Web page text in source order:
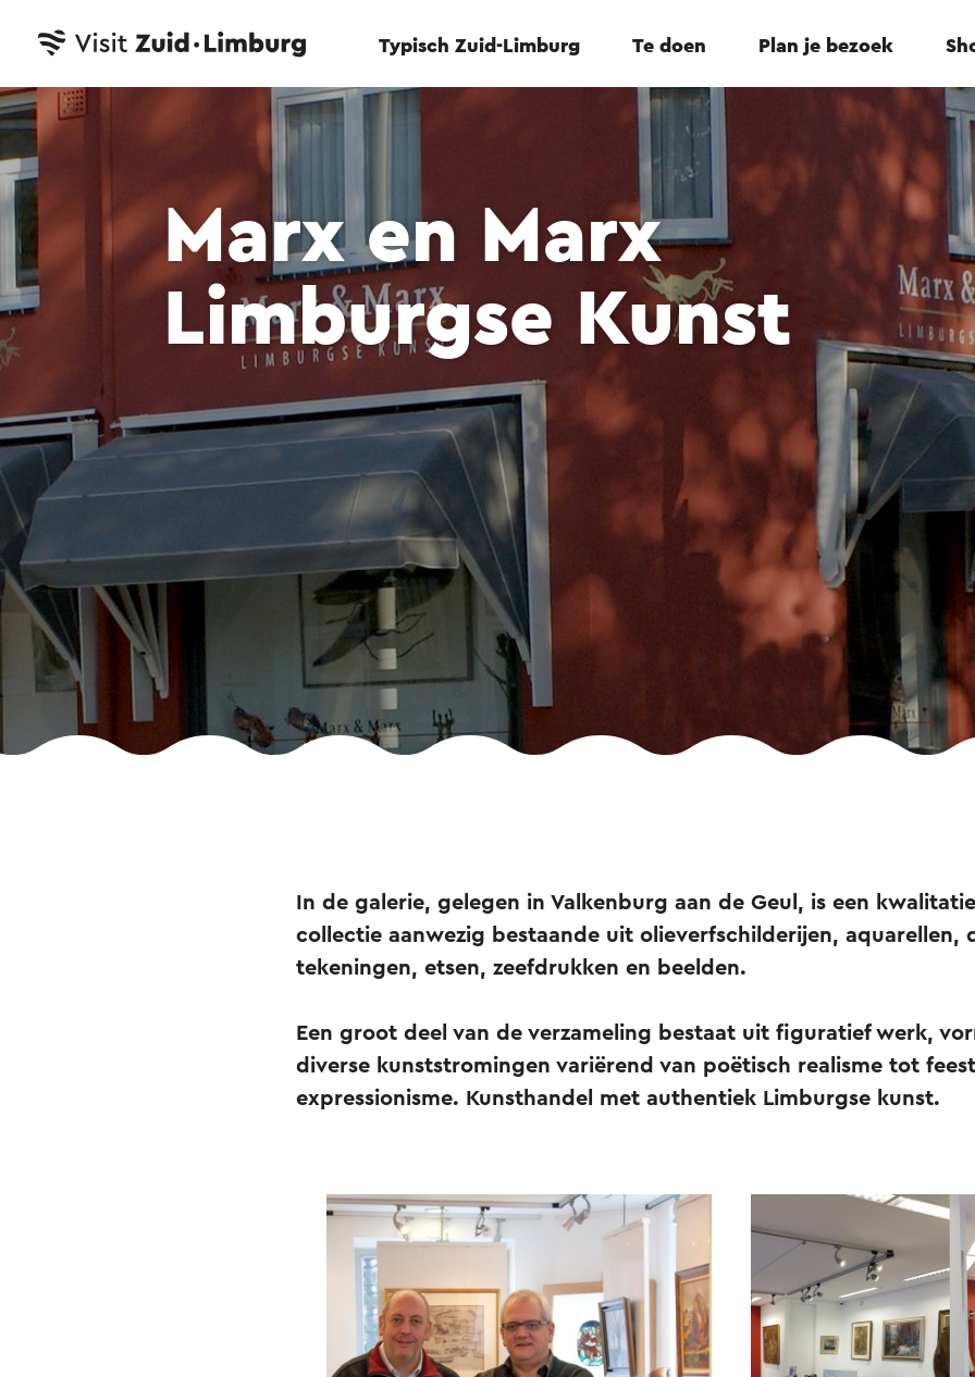
Typisch Zuid-Limburg Te doen Plan je bezoek
Marx en Marx
Limburgse Kunst
In de galerie, gelegen in Valkenburg aan de Geul, is een
collectie aanwezig bestaande uit olieverfschilderijen, aquarellen,
tekeningen, etsen, zeefdrukken en beelden.
Een groot deel van de verzameling bestaat uit figuratief werk,
diverse kunststromingen variërend van poëtisch realisme tot
expressionisme. Kunsthandel met authentiek Limburgse kunst.